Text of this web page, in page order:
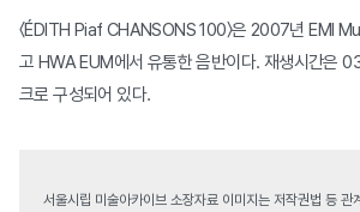
〈ÉDITH Piaf CHANSONS 100〉은 2007년 EMI
고 HWA EUM에서 유통한 음반이다. 재생시간은
크로 구성되어 있다.
서울시립 미술아카이브 소장자료 이미지는 저작권법 등 관